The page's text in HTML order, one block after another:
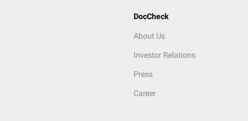
DocCheck
About Us
Investor Relations
Press
Career